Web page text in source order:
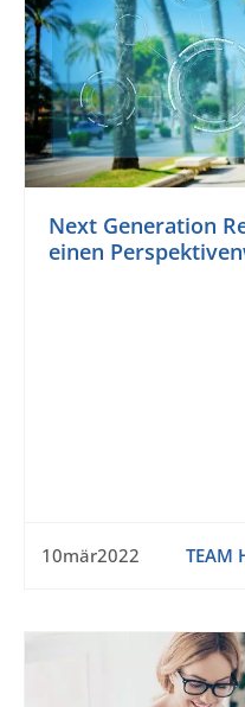
Next Generation
einen
10mär2022 TEAM